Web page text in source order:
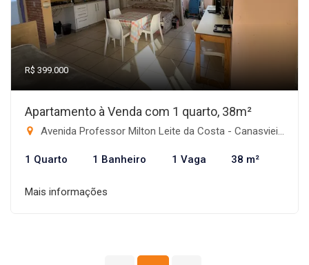
R$ 399.000
Apartamento à Venda com 1 quarto, 38m²
Avenida Professor Milton Leite da Costa - Canasvieiras, Florianópolis-SC
1 Quarto 1 Banheiro 1 Vaga 38 m²
Mais informações